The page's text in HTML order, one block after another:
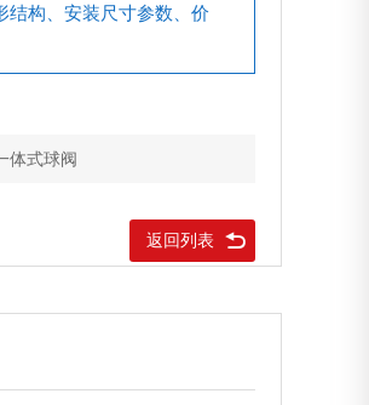
结构、安装尺寸参数、价
体式球阀
返回列表